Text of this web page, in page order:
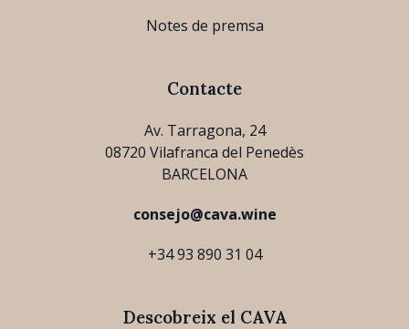
Notes de premsa
Contacte
Av. Tarragona, 24
08720 Vilafranca del Penedès
BARCELONA
consejo@cava.wine
+34 93 890 31 04
Descobreix el CAVA